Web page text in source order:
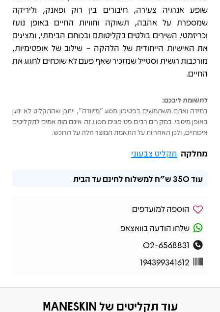
שופע אנרגיה צעירה, חיבורים בין רוק ופאנק, וליריקה
שמספרת על אהבה, תשוקה וחוויות החיים באופן נועז
וכריזמטי. השירים בולטים בקליטותם ובכוחם הבימתי, ומציגים
את האישיות הייחודית של הלהקה – שילוב של אופטימיות,
מורכבות רגשית וסטייל שמזכיר שאף פעם לא שוכחים לחגוג את
החיים.
לתשומת ליבכם:
במידה ואתם משתמשים בפטיפון מסוג "מזוודה", ייתכן שהתקליט לא ינוגן
באופן מיטבי. במקרים רבים פטיפונים מסוג זה אינם מותאמים לתקליטים
איכותיים, ולכן האחריות על התאמת המוצר חלה על הרוכש.
מחלקה תקליט צבעוני
עוד350 ש"ח למשלוח לחינם עד הבית
הוספה למועדפים
שלחו הודעה בוואצאפ
02-6568831
194399341612
עוד תקליטים של MANESKIN